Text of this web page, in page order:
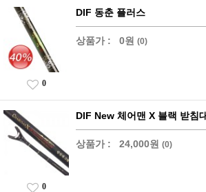
DIF 동춘 플러스
상품가 : 0원 (0)
0
DIF New 체어맨 X 블랙 받침대
상품가 : 24,000원 (0)
0